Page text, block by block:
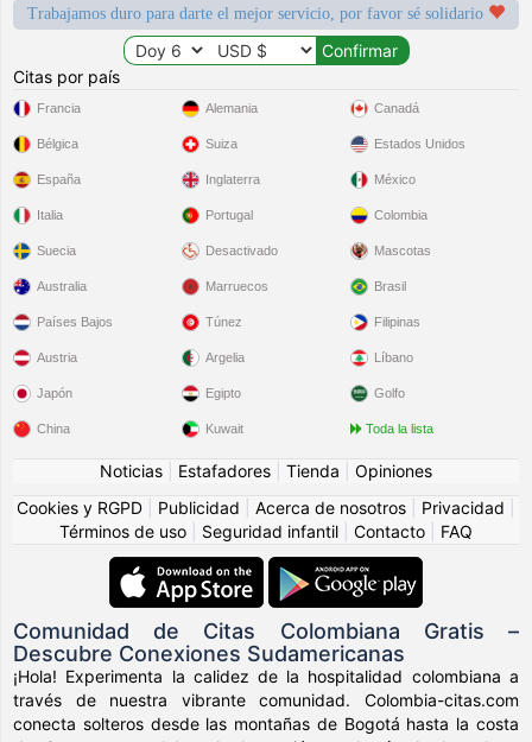
Trabajamos duro para darte el mejor servicio, por favor sé solidario
Citas por país
Francia
Bélgica
España
Italia
Suecia
Alemania
Suiza
Inglaterra
Portugal
Desactivado
Canadá
Estados Unidos
México
Colombia
Mascotas
Australia
Países Bajos
Austria
Japón
China
Marruecos
Túnez
Argelia
Egipto
Kuwait
Brasil
Filipinas
Líbano
Golfo
Toda la lista
Noticias Estafadores Tienda
Opiniones
Cookies y RGPD
Publicidad Acerca de nosotros Privacidad
Términos de uso
Seguridad infantil Contacto FAQ
Comunidad de Citas Colombiana Gratis –
Descubre Conexiones Sudamericanas
¡Hola! Experimenta la calidez de la hospitalidad colombiana a
través de nuestra vibrante comunidad. Colombia-citas.com
conecta solteros desde las montañas de Bogotá hasta la costa